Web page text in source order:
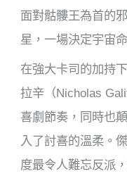
面對骷髏王為首的
星，一場決定宇宙
在強大卡司的加持
拉辛（Nicholas
喜劇節奏，同時也
入了討喜的溫柔。
度最令人難忘反派